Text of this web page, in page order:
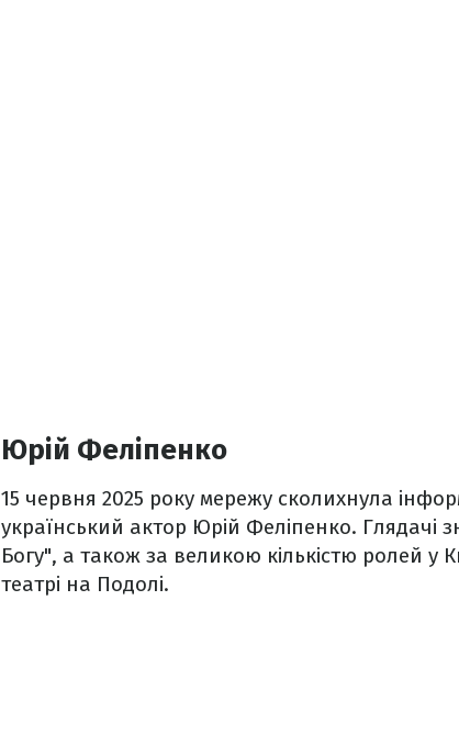
Юрій Феліпенко
15 червня 2025 року мережу сколихнула
український актор Юрій Феліпенко. Глядачі
Богу", а також за великою кількістю ролей у
театрі на Подолі.